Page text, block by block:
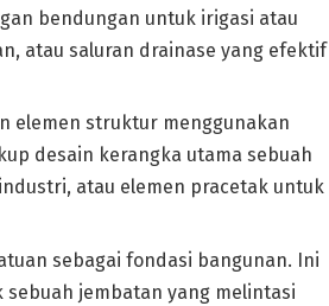
bendungan untuk irigasi atau
atau saluran drainase yang efektif
elemen struktur menggunakan
desain kerangka utama sebuah
atau elemen pracetak untuk
sebagai fondasi bangunan. Ini
jembatan yang melintasi